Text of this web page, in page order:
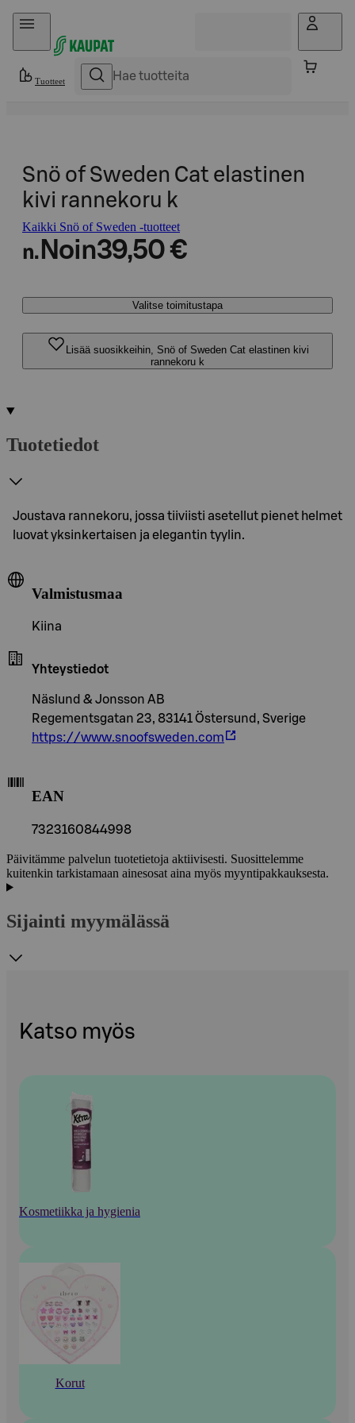
Hyppää sisältöön
Tuotteet
Snö of Sweden Cat elastinen
kivi rannekoru k
Kaikki Snö of Sweden -tuotteet
n. Noin39,50 €
Valitse toimitustapa
Lisää suosikkeihin, Snö of Sweden Cat elastinen kivi
rannekoru k
Tuotetiedot
Joustava rannekoru, jossa tiiviisti asetellut pienet helmet
luovat yksinkertaisen ja elegantin tyylin.
Valmistusmaa
Kiina
Yhteystiedot
Näslund & Jonsson AB
Regementsgatan 23, 83141 Östersund, Sverige
https://www.snoofsweden.com
EAN
7323160844998
Päivitämme palvelun tuotetietoja aktiivisesti. Suosittelemme
kuitenkin tarkistamaan ainesosat aina myös myyntipakkauksesta.
Sijainti myymälässä
Katso myös
Kosmetiikka ja hygienia
Korut